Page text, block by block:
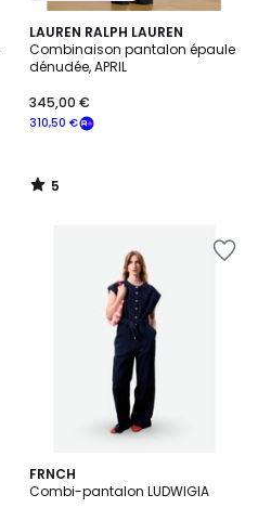
LAUREN RALPH LAUREN
Combinaison pantalon épaule
dénudée, APRIL
310,50 €
345,00 €
5
/
5
5
/
FRNCH
Combi-pantalon LUDWIGIA